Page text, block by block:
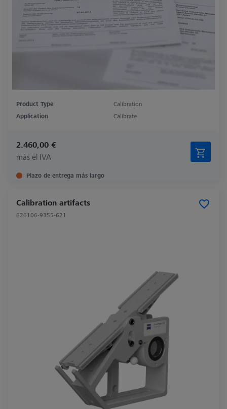
Product Type
Calibration
Application
Calibrate
2.460,00 €
más el IVA
Plazo de entrega más largo
Calibration artifacts
626106-9355-621